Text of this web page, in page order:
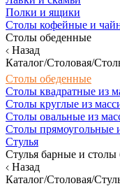
Полки и ящики
Столы кофейные и
Столы обеденные
Назад
Каталог/Столовая/
Столы обеденные
Столы квадратные из
Столы круглые из
Столы овальные из
Столы прямоугольные
Стулья
Стулья барные и столы
Назад
Каталог/Столовая/